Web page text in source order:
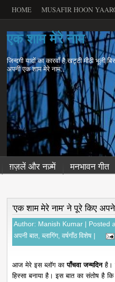
HOME MUSAFIR HOON
एक शाम मेरे नाम
जिन्दगी यादों का कारवाँ है.खट्टी मीठी
अपनी एक शाम मेरे नाम..
ग़ज़लें और नज़्में मनभावन गीत
'एक शाम मेरे नाम' ने पूरे किए
Author: Manish Kumar | Posted
अपनी बात, ब्लागिंग, वर्षगाँठ विशेष |
आज मेरे इस ब्लॉग कापाँचवा जन्मदिनहै।
हिस्सा बनाया है। इस बात का संतोष है